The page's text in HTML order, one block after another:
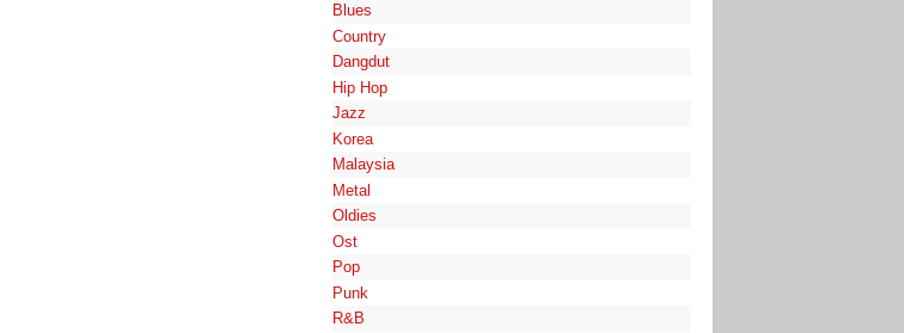
Blues
Country
Dangdut
Hip Hop
Jazz
Korea
Malaysia
Metal
Oldies
Ost
Pop
Punk
R&B